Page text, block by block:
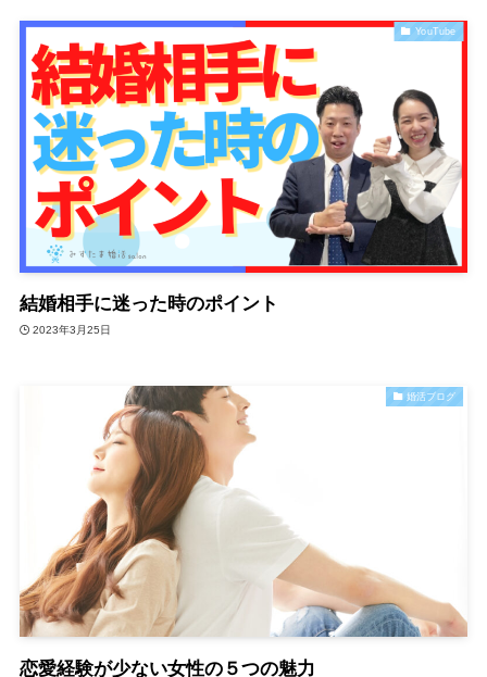
YouTube
結婚相手に迷った時のポイント
2023年3月25日
婚活ブログ
恋愛経験が少ない女性の５つの魅力